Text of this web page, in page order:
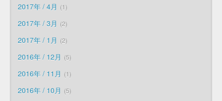
2017年 / 4月 1
2017年 / 3月 2
2017年 / 1月 2
2016年 / 12月 5
2016年 / 11月 1
2016年 / 10月 5